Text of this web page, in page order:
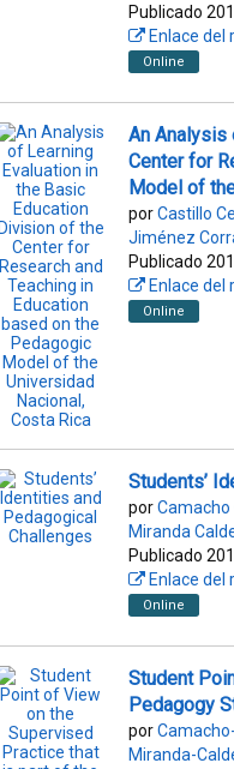
Publicado
Enlace del
Online
An Analysis
Center for
Model of
porCastillo
Jiménez
Publicado
Enlace del
Online
Students’
porCamacho
Miranda
Publicado
Enlace del
Online
Student
Pedagogy
por
Miranda-